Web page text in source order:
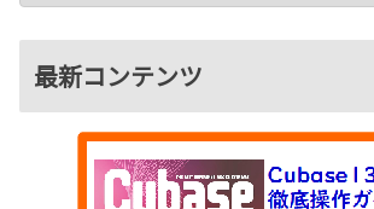
最新コンテンツ